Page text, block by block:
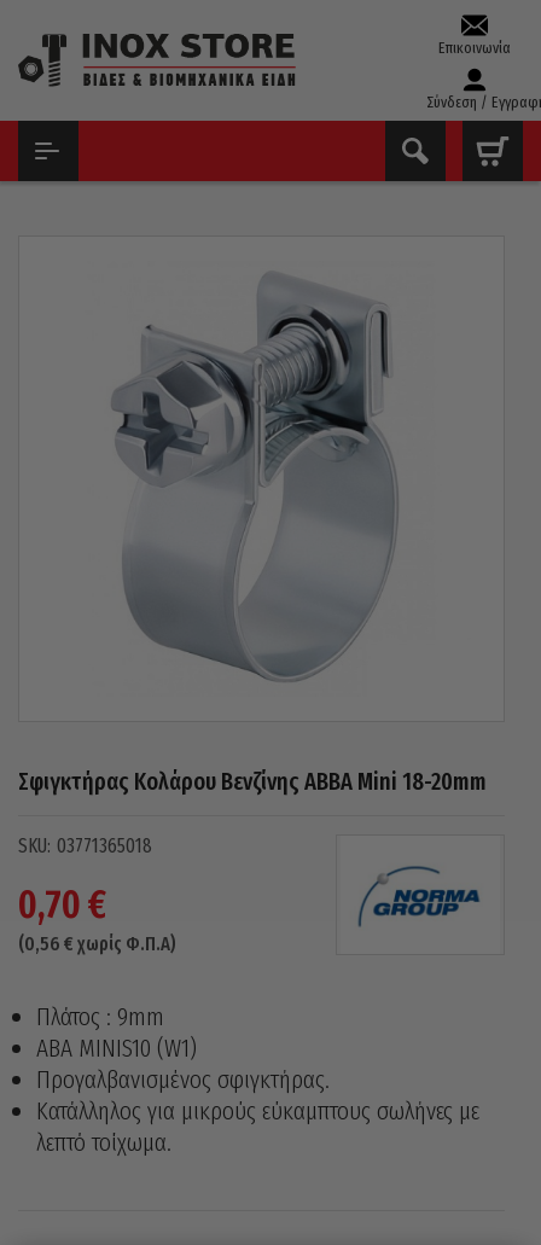
Επικοινωνία
Σύνδεση /
Σφιγκτήρας Κολάρου Βενζίνης ABBA Mini 18-20mm
03771365018
0,70€
(0,56 € χωρίς Φ.Π.Α)
Πλάτος : 9mm
ABA MINIS10 (W1)
Προγαλβανισμένος σφιγκτήρας.
Κατάλληλος για μικρούς εύκαμπτους σωλήνες με
λεπτό τοίχωμα.